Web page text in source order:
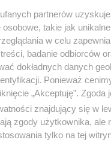
lub nie jest
partnerów
takie jak
w celu
badanie odbiorców
dokładnych danych
Ponieważ
„Akceptuję”.
znajdujący się w
zgody użytkownika,
tylko na tej